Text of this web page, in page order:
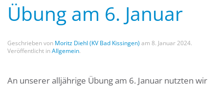
Übung am 6. Januar
Geschrieben von Moritz Diehl (KV Bad Kissingen) am 8. Januar 2024.
Veröffentlicht inAllgemein.
An unserer alljährige Übung am 6. Januar nutzten wir